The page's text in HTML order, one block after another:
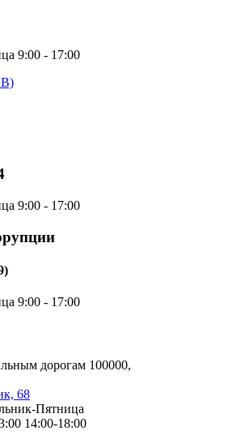
9:00 - 17:00
9:00 - 17:00
9:00 - 17:00
дорогам 100000,
68
Пятница
14:00-18:00